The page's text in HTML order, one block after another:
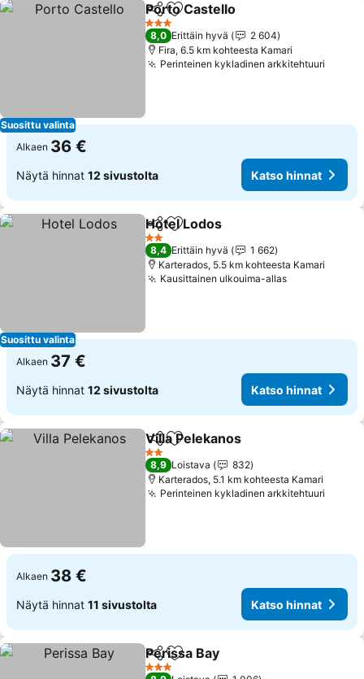
Suosittu valinta
Jaa Lisää suosikkeihin
Porto Castello
3 Tähtiluokitus
8,0 Erittäin hyvä
2 604
Fira, 6.5 km kohteesta Kamari
Perinteinen kykladinen arkkitehtuuri
Alkaen 36 €
Näytä hinnat 12 sivustolta Katso hinnat
Suosittu valinta
Jaa Lisää suosikkeihin
Hotel Lodos
2 Tähtiluokitus
8,4 Erittäin hyvä
1 662
Karterados, 5.5 km kohteesta Kamari
Kausittainen ulkouima-allasKatso hinnat
Alkaen 37 €
Näytä hinnat 12 sivustolta Katso hinnat
Jaa Lisää suosikkeihin
Villa Pelekanos
2 Tähtiluokitus
8,9 Loistava
832
Karterados, 5.1 km kohteesta Kamari
Perinteinen kykladinen arkkitehtuuri
Alkaen 38 €
Näytä hinnat 11 sivustolta Katso hinnat
Jaa Lisää suosikkeihin
Perissa Bay
3 Tähtiluokitus